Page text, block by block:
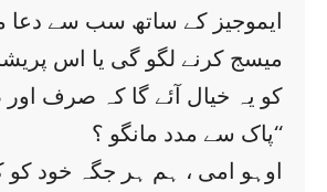
ایموجیز کے ساتھ سب سے دعا
میسج کرنے لگو گی یا اس
کو یہ خیال آئے گا کہ صرف
پاک سے مدد مانگو ؟‘‘